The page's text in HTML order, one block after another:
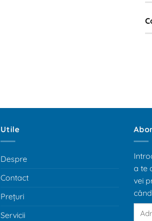
Utile
Despre
Contact
Prețuri
Servicii
a te
vei
Adresă